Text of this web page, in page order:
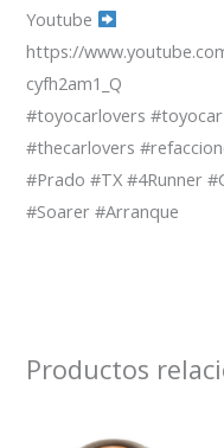
Youtube
https://
cyfh2am1_Q
#toyocarlovers
#thecarlovers
#Prado #TX #4Runner
#Soarer #Arranque
Productos